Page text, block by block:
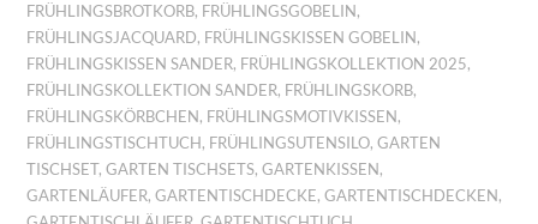
FRÜHLINGSBROTKORB, FRÜHLINGSGOBELIN ,
FRÜHLINGSJACQUARD, FRÜHLINGSKISSEN GOBELIN ,
FRÜHLINGSKISSEN SANDER, FRÜHLINGSKOLLEKTION 2025,
FRÜHLINGSKOLLEKTION SANDER, FRÜHLINGSKORB,
FRÜHLINGSKÖRBCHEN , FRÜHLINGSMOTIVKISSEN ,
FRÜHLINGSTISCHTUCH , FRÜHLINGSUTENSILO,GARTEN
TISCHSET,GARTEN TISCHSETS,GARTENKISSEN ,
GARTENLÄUFER,GARTENTISCHDECKE,GARTENTISCHDECKEN ,